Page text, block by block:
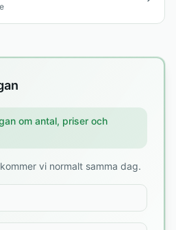
om antal, priser och
vi normalt samma dag.